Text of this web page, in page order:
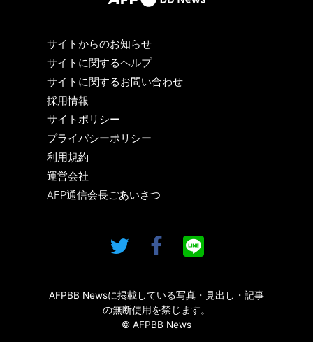
サイトからのお知らせ
サイトに関するヘルプ
サイトに関するお問い合わせ
採用情報
サイトポリシー
プライバシーポリシー
利用規約
運営会社
AFP通信会長ごあいさつ
AFPBB Newsに掲載している写真・見出し・記事
の無断使用を禁じます。
© AFPBB News